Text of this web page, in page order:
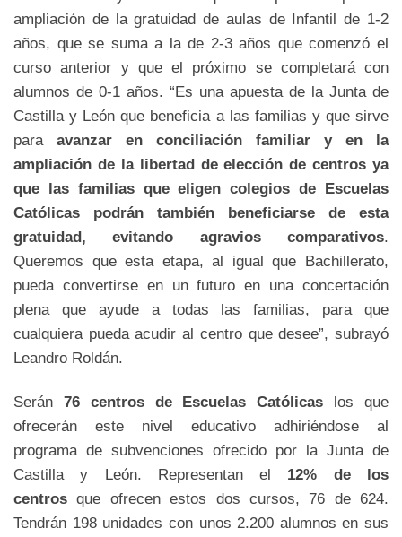
ampliación de la gratuidad de aulas de Infantil de 1-2
años, que se suma a la de 2-3 años que comenzó el
curso anterior y que el próximo se completará con
alumnos de 0-1 años. “Es una apuesta de la Junta de
Castilla y León que beneficia a las familias y que sirve
para avanzar en conciliación familiar y en la
ampliación de la libertad de elección de centros ya
que las familias que eligen colegios de Escuelas
Católicas podrán también beneficiarse de esta
gratuidad, evitando agravios comparativos.
Queremos que esta etapa, al igual que Bachillerato,
pueda convertirse en un futuro en una concertación
plena que ayude a todas las familias, para que
cualquiera pueda acudir al centro que desee”, subrayó
Leandro Roldán.
Serán 76 centros de Escuelas Católicas los que
ofrecerán este nivel educativo adhiriéndose al
programa de subvenciones ofrecido por la Junta de
Castilla y León. Representan el 12% de los
centrosque ofrecen estos dos cursos, 76 de 624.
Tendrán 198 unidades con unos 2.200 alumnos en sus